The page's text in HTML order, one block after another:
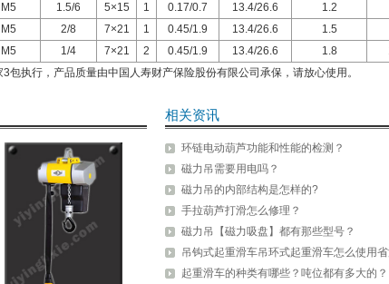
M5 1.5/6 5×15 1 0.17/0.7 13.4/26.6 1.2
M5 2/8 7×21 1 0.45/1.9 13.4/26.6 1.5
M5 1/4 7×21 2 0.45/1.9 13.4/26.6 1.8
包执行，产品质量由中国人寿财产保险股份有限公司承保，请放心使用。
相关资讯
环链电动葫芦功能和性能的检测？
磁力吊需要用电吗？
磁力吊的内部结构是怎样的?
手拉葫芦打滑怎么修理？
磁力吊【磁力吸盘】都有那些型号？
吊钩式起重滑车吊环式起重滑车怎么使用
起重滑车的种类有哪些？吨位都有多大的？